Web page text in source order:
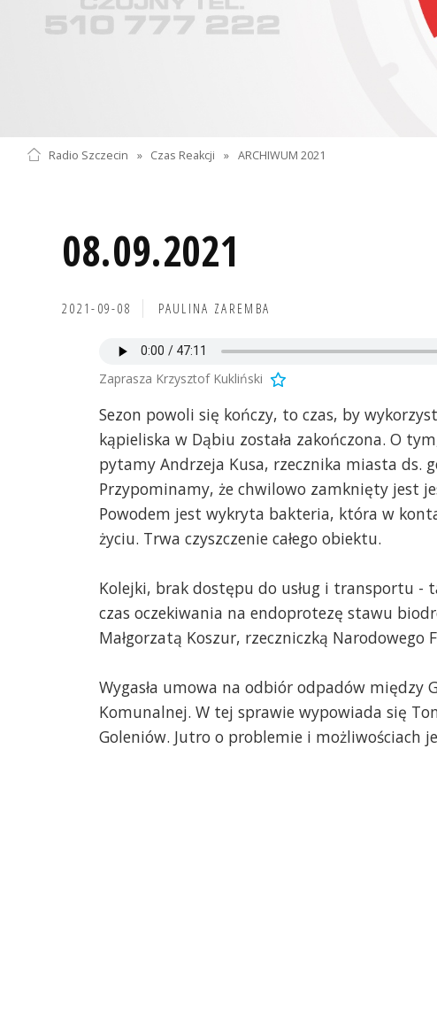
Radio Szczecin » Czas Reakcji » ARCHIWUM 2021
08.09.2021
2021-09-08 PAULINA ZAREMBA
Zaprasza Krzysztof Kukliński
Sezon powoli się kończy, to czas, by
kąpieliska w Dąbiu została zakończona. O
pytamy Andrzeja Kusa, rzecznika miasta ds.
Przypominamy, że chwilowo zamknięty jest
Powodem jest wykryta bakteria, która w
życiu. Trwa czyszczenie całego obiektu.
Kolejki, brak dostępu do usług i transportu -
czas oczekiwania na endoprotezę stawu
Małgorzatą Koszur, rzeczniczką Narodowego
Wygasła umowa na odbiór odpadów między
Komunalnej. W tej sprawie wypowiada się
Goleniów. Jutro o problemie i możliwościach